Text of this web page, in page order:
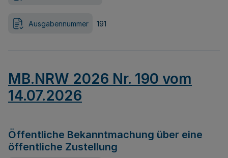
Ausgabennummer 191
MB.NRW 2026 Nr. 190 vom
14.07.2026
Öffentliche Bekanntmachung über eine
öffentliche Zustellung